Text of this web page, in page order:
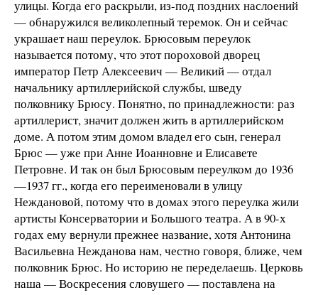
улицы. Когда его раскрыли, из-под поздних наслоений
— обнаружился великолепный теремок. Он и сейчас
украшает наш переулок. Брюсовым переулок
называется потому, что этот пороховой дворец
император Петр Алексеевич — Великий — отдал
начальнику артиллерийской службы, шведу
полковнику Брюсу. Понятно, по принадлежности: раз
артиллерист, значит должен жить в артиллерийском
доме. А потом этим домом владел его сын, генерал
Брюс — уже при Анне Иоанновне и Елисавете
Петровне. И так он был Брюсовым переулком до 1936
—1937 гг., когда его переименовали в улицу
Неждановой, потому что в домах этого переулка жили
артисты Консерватории и Большого театра. А в 90-х
годах ему вернули прежнее название, хотя Антонина
Васильевна Нежданова нам, честно говоря, ближе, чем
полковник Брюс. Но историю не переделаешь. Церковь
наша — Воскресения словушего — поставлена на